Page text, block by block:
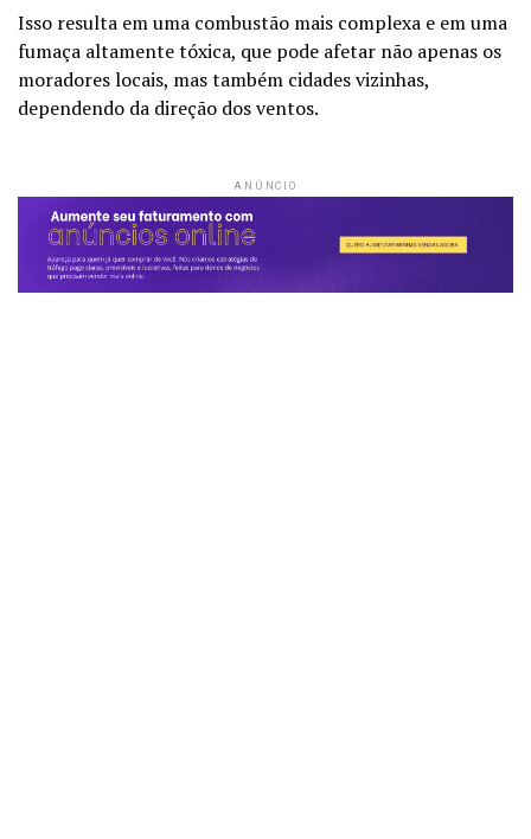
Isso resulta em uma combustão mais complexa e em uma
fumaça altamente tóxica, que pode afetar não apenas os
moradores locais, mas também cidades vizinhas,
dependendo da direção dos ventos.
ANÚNCIO